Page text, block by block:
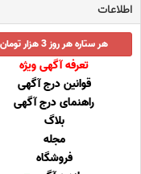
اطلاعات
هر ستاره هر روز 3 هزار تومان
تعرفه آگهی ویژه
قوانین درج آگهی
راهنمای درج آگهی
بلاگ
مجله
فروشگاه